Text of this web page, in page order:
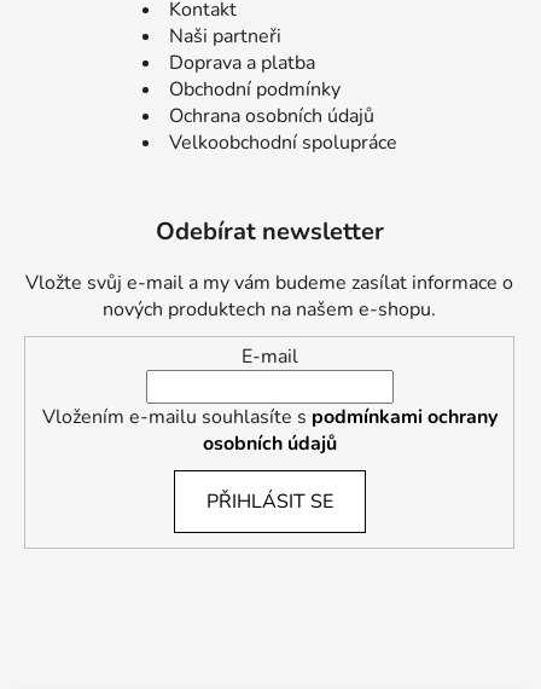
Kontakt
Naši partneři
Doprava a platba
Obchodní podmínky
Ochrana osobních údajů
Velkoobchodní spolupráce
Odebírat newsletter
Vložte svůj e-mail a my vám budeme zasílat informace o
nových produktech na našem e-shopu.
E-mail
Vložením e-mailu souhlasíte s podmínkami ochrany
osobních údajů
PŘIHLÁSIT SE